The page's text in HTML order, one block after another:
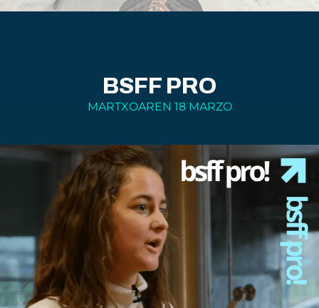
BSFF PRO
MARTXOAREN 18 MARZO